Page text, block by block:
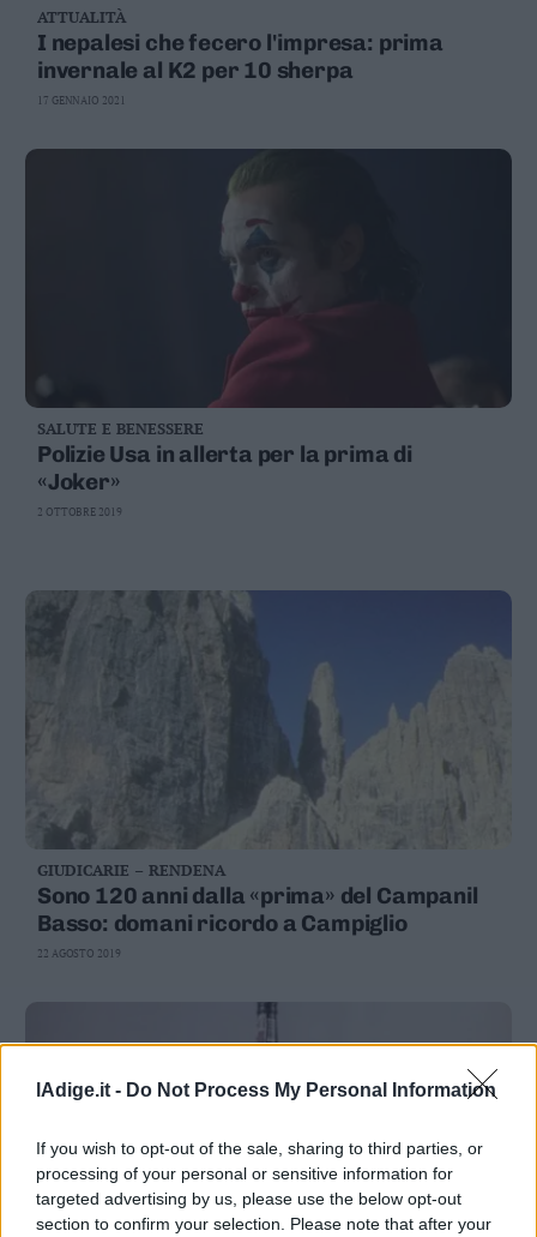
lAdige.it - Do Not Process My Personal Information
If you wish to opt-out of the sale, sharing to third parties, or
processing of your personal or sensitive information for
targeted advertising by us, please use the below opt-out
section to confirm your selection. Please note that after your
Business
Wire
Territori
Trento
Rotaliana
Valle
Primiero
Giudicarie
Rendena
Alto
Leggi/Abbonati
Newsletter
Bazar
ATTUALITÀ
I nepalesi che fecero l'impresa: prima
invernale al K2 per 10 sherpa
17 GENNAIO 2021
SALUTE E BENESSERE
Polizie Usa in allerta per la prima di
«Joker»
2 OTTOBRE 2019
GIUDICARIE – RENDENA
Sono 120 anni dalla «prima» del Campanil
Basso: domani ricordo a Campiglio
22 AGOSTO 2019